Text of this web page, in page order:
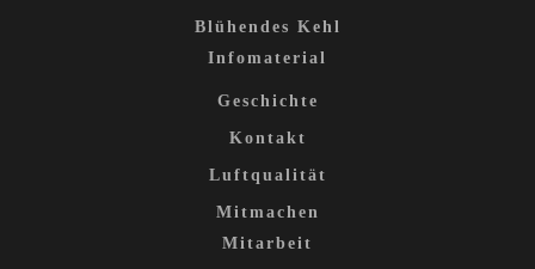
Blühendes Kehl
Infomaterial
Geschichte
Kontakt
Luftqualität
Mitmachen
Mitarbeit